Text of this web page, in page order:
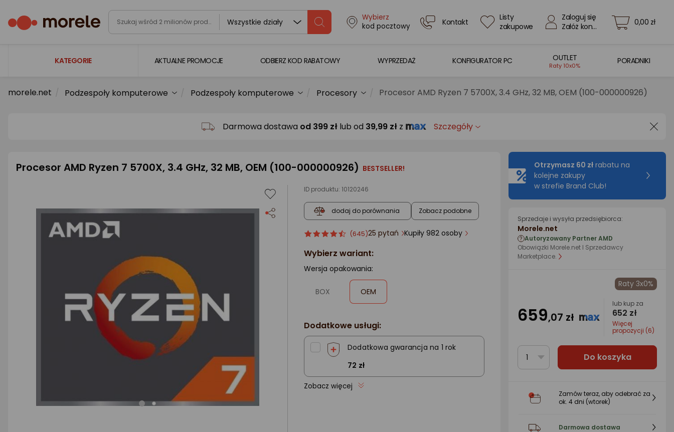
Wszystkie działy
Wybierz
kod pocztowy
Kontakt
Listy
zakupowe
Zaloguj się
Załóż konto
0,00 zł
KATEGORIE
Laptopy
Smartfony i smartwatche
Sport i turystyka
AKTUALNE PROMOCJE ODBIERZ KOD RABATOWY WYPRZEDAŻ KONFIGURATOR PC OUTLET
Raty 10x0%
PORADNIKI
morele.net Podzespoły komputerowe Podzespoły komputerowe Procesory Procesor AMD Ryzen 7 5700X, 3.4 GHz, 32 MB, OEM (100-000000926)
Darmowa dostawa od 399 zł lub od 39,99 zł z Szczegóły
Procesor AMD Ryzen 7 5700X, 3.4 GHz, 32 MB, OEM (100-000000926) BESTSELLER!
ID produktu: 10120246
dodaj do porównania Zobacz podobne
ocena
4.5/5
Ocena
(645)25 pytań Kupiły 982 osoby
Wybierz wariant:
Wersja opakowania:
BOX OEM
zaznaczone
Dodatkowe usługi:
Dodatkowa gwarancja na 1 rok
72 zł
Zobacz więcej
Otrzymasz 60 zł rabatu na
kolejne zakupy
w strefie Brand Club!
Sprzedaje i wysyła przedsiębiorca:
Morele.net
Autoryzowany Partner AMD
Obowiązki Morele.net I Sprzedawcy
Marketplace.
Raty 3x0%
659,07 zł
lub kup za
652 zł
Więcej
propozycji (6)
1 Do koszyka
Zamów teraz, aby odebrać za
ok. 4 dni (wtorek)
Darmowa dostawa